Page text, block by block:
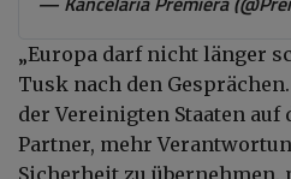
„Europa darf nicht länger
Tusk nach den
der Vereinigten Staaten
Partner, mehr